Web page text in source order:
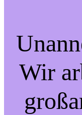
Wir